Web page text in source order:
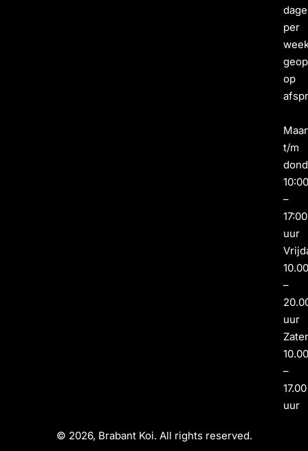
per
op
t/m
–
17:00
uur
–
uur
–
17.00
uur
© 2026, Brabant Koi. All rights reserved.